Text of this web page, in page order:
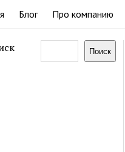
Блог Про компанию
Поиск